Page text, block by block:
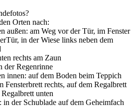
Orten nach:
außen: am Weg vor der Tür, im Fenster
in der Wiese links neben dem
rechts am Zaun
der Regenrinne
innen: auf dem Boden beim Teppich
Fensterbrett rechts, auf dem Regalbrett
unten
in der Schublade auf dem Geheimfach